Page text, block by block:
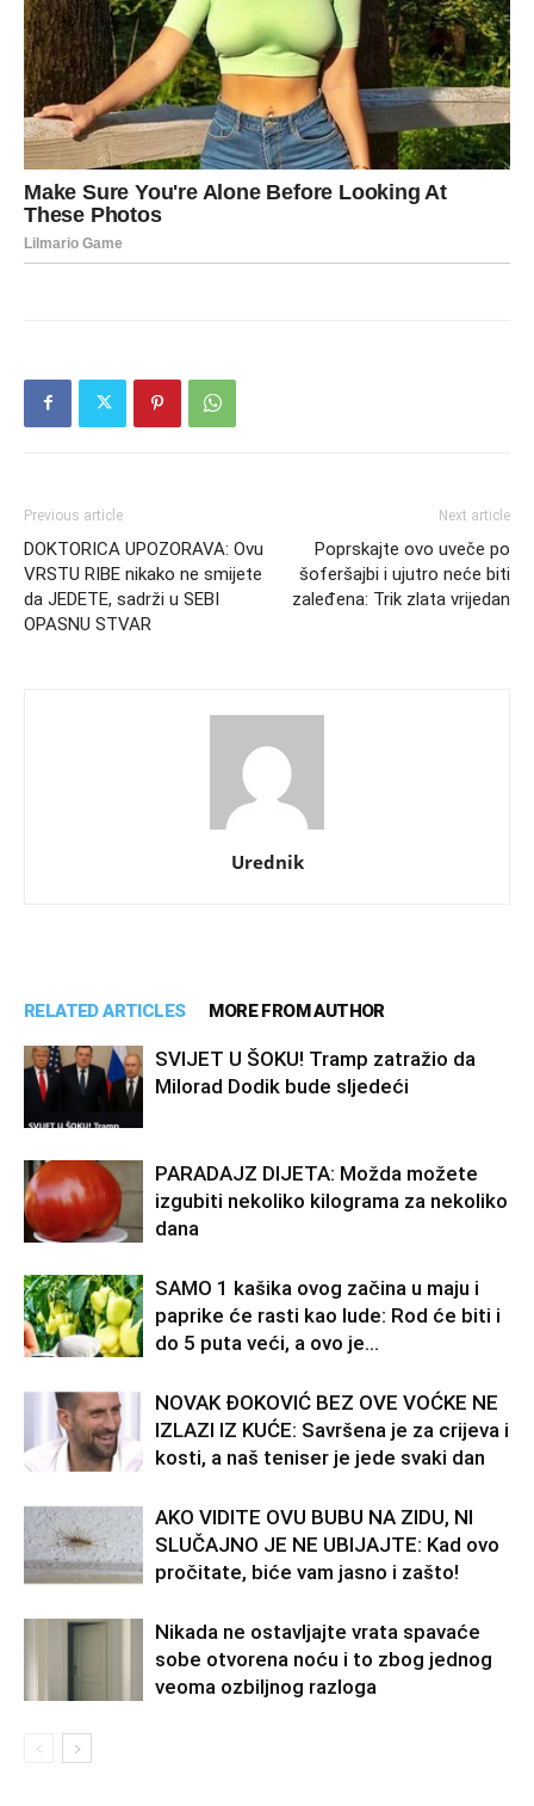
Previous article
DOKTORICA UPOZORAVA: Ovu
VRSTU RIBE nikako ne smijete
da JEDETE, sadrži u SEBI
OPASNU STVAR
Next article
Poprskajte ovo uveče po
šoferšajbi i ujutro neće biti
zaleđena: Trik zlata vrijedan
Urednik
RELATED ARTICLES MORE FROM AUTHOR
SVIJET U ŠOKU! Tramp zatražio da
Milorad Dodik bude sljedeći
PARADAJZ DIJETA: Možda možete
izgubiti nekoliko kilograma za nekoliko
dana
SAMO 1 kašika ovog začina u maju i
paprike će rasti kao lude: Rod će biti i
do 5 puta veći, a ovo je...
NOVAK ĐOKOVIĆ BEZ OVE VOĆKE NE
IZLAZI IZ KUĆE: Savršena je za crijeva i
kosti, a naš teniser je jede svaki dan
AKO VIDITE OVU BUBU NA ZIDU, NI
SLUČAJNO JE NE UBIJAJTE: Kad ovo
pročitate, biće vam jasno i zašto!
Nikada ne ostavljajte vrata spavaće
sobe otvorena noću i to zbog jednog
veoma ozbiljnog razloga